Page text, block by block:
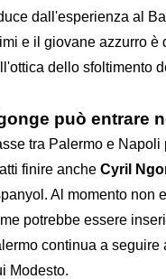
dall'esperienza al
e il giovane azzurro è
dello sfoltimento
può entrare
tra Palermo e
finire anche Cyril
Al momento non
potrebbe essere
continua a
Modesto.